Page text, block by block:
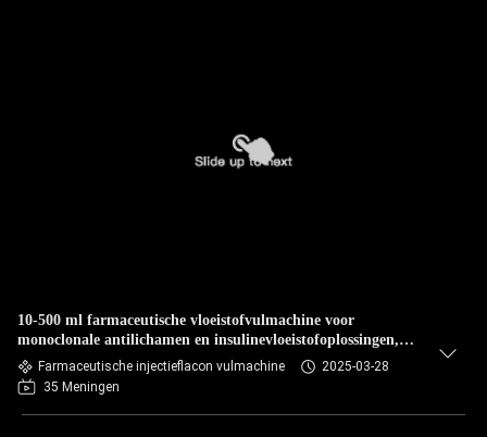
10-500 ml farmaceutische vloeistofvulmachine voor
monoclonale antilichamen en insulinevloeistofoplossingen,
High Speed Filling System met GMP-certificering
Farmaceutische injectieflacon vulmachine
2025-03-28
35 Meningen